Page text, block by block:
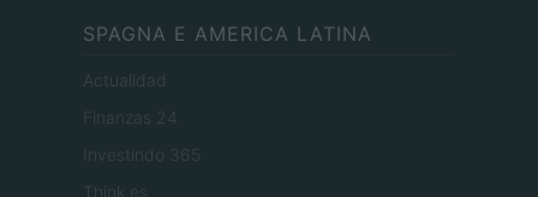
SPAGNA E AMERICA LATINA
Actualidad
Finanzas 24
Investindo 365
Think.es